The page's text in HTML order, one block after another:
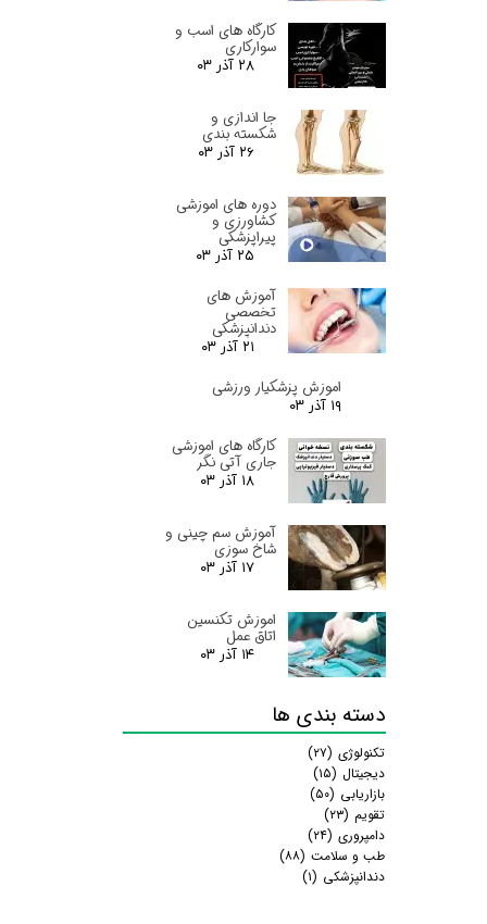
کارگاه های اسب و
سوارکاری
۲۸ آذر ۰۳
جا اندازی و
شکسته بندی
۲۶ آذر ۰۳
دوره های اموزشی
کشاورزی و
پیراپزشکی
۲۵ آذر ۰۳
آموزش های
تخصصی
دندانپزشکی
۲۱ آذر ۰۳
اموزش پزشکیار ورزشی
۱۹ آذر ۰۳
کارگاه های اموزشی
جاری آتی نگر
۱۸ آذر ۰۳
آموزش سم چینی و
شاخ سوزی
۱۷ آذر ۰۳
اموزش تکنسین
اتاق عمل
۱۴ آذر ۰۳
دسته بندی ها
تکنولوژی (۲۷)
دیجیتال (۱۵)
بازاریابی (۵۰)
تقویم (۲۳)
دامپروری (۲۴)
طب و سلامت (۸۸)
دندانپزشکی (۱)